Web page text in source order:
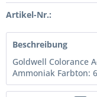
Artikel-Nr.:
Beschreibung
Goldwell Colorance
Ammoniak Farbton: